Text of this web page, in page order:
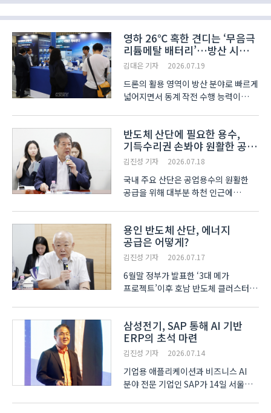
속도를 내고 있다. 그러나 이 과정에서
질소산화물 배출 등 다양한 문제에 대한
대안마련이 부족..
영하 26℃ 혹한 견디는 ‘무음극
리튬메탈 배터리’…방산 시장
겨냥
김대은 기자 2026.07.19
드론의 활용 영역이 방산 분야로 빠르게
넓어지면서 동계 작전 수행 능력이
환경에서 성능이 급격히 저하되는
한계가 있어, 혹한기의 전장에서
운영되는 군용 드론은 저온에서도 안..
반도체 산단에 필요한 용수,
기득수리권 손봐야 원활한 공급
가능
김진성 기자 2026.07.18
국내 주요 산단은 공업용수의 원활한
공급을 위해 대부분 하천 인근에
위해서는 깨끗한 물이 반드시 필요하기
때문에 반도체 산단의 용수 공급은
산단의 성공 여부를 가..
용인 반도체 산단, 에너지
공급은 어떻게?
김진성 기자 2026.07.17
6월말 정부가 발표한 ‘3대 메가
프로젝트’이후 호남 반도체 클러스터와
일각에서는 용인 반도체 국가산단에
필요한 전력공급 계획이 현실과
동떨어져 있다는 비판이 제기..
삼성전기, SAP 통해 AI 기반
ERP의 초석 마련
김진성 기자 2026.07.14
기업용 애플리케이션과 비즈니스 AI
분야 전문 기업인 SAP가 14일 서울